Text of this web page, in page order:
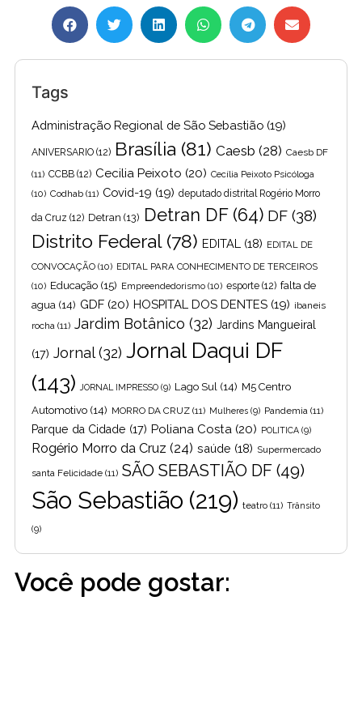
Tags
Administração Regional de São Sebastião (19)
ANIVERSARIO (12) Brasília (81) Caesb (28) Caesb DF
(11) CCBB (12) Cecilia Peixoto (20) Cecília Peixoto Psicóloga
(10) Codhab (11) Covid-19 (19) deputado distrital Rogério Morro
da Cruz (12) Detran (13) Detran DF(64) DF (38)
Distrito Federal(78) EDITAL (18) EDITAL DE
CONVOCAÇÃO (10) EDITAL PARA CONHECIMENTO DE TERCEIROS
(10) Educação (15) Empreendedorismo (10) esporte (12) falta de
agua (14) GDF (20) HOSPITAL DOS DENTES (19) ibaneis
rocha (11) Jardim Botânico (32) Jardins Mangueiral
(17) Jornal(32) Jornal Daqui DF
(143) JORNAL IMPRESSO (9) Lago Sul (14) M5 Centro
Automotivo (14) MORRO DA CRUZ (11) Mulheres (9) Pandemia (11)
Parque da Cidade (17) Poliana Costa (20) POLITICA (9)
Rogério Morro da Cruz (24) saúde (18) Supermercado
santa Felicidade (11) SÃO SEBASTIÃO DF (49)
São Sebastião (219) teatro (11) Trânsito
(9)
Você pode gostar: